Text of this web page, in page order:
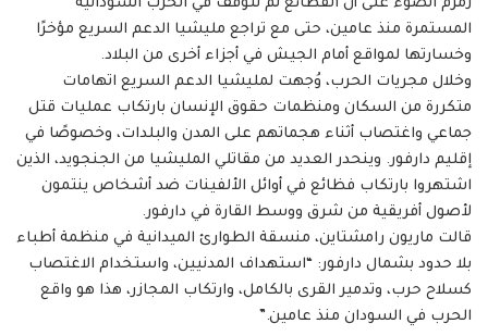
زمزم الضوء على أن الفظائع لم تتوقف في الحرب السودانية
المستمرة منذ عامين، حتى مع تراجع مليشيا الدعم السريع مؤخرًا
وخسارتها لمواقع أمام الجيش في أجزاء أخرى من البلاد.
وخلال مجريات الحرب، وُجهت لمليشيا الدعم السريع اتهامات
متكررة من السكان ومنظمات حقوق الإنسان بارتكاب عمليات قتل
جماعي واغتصاب أثناء هجماتهم على المدن والبلدات، وخصوصًا في
إقليم دارفور. وينحدر العديد من مقاتلي المليشيا من الجنجويد، الذين
اشتهروا بارتكاب فظائع في أوائل الألفينات ضد أشخاص ينتمون
لأصول أفريقية من شرق ووسط القارة في دارفور.
قالت ماريون رامشتاين، منسقة الطوارئ الميدانية في منظمة أطباء
بلا حدود بشمال دارفور: “استهداف المدنيين، واستخدام الاغتصاب
كسلاح حرب، وتدمير القرى بالكامل، وارتكاب المجازر، هذا هو واقع
الحرب في السودان منذ عامين.”